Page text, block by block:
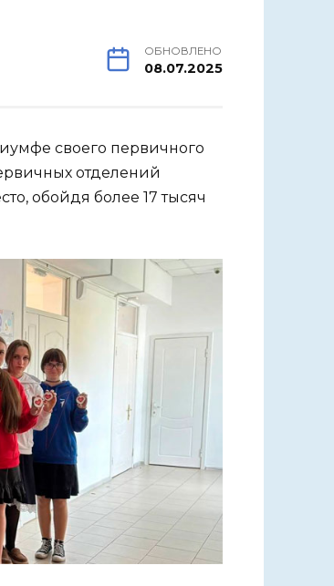
ОБНОВЛЕНО
08.07.2025
своего первичного
отделений
обойдя более 17 тысяч